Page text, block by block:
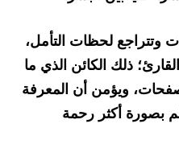
وتتراجع لحظات التأمل،
ذلك الكائن الذي ما
ويؤمن أن المعرفة
بصورة أكثر رحمة